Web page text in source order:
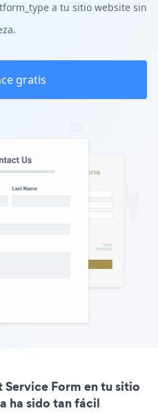
a tu sitio website sin
gratis
Form en tu sitio
ha sido tan fácil